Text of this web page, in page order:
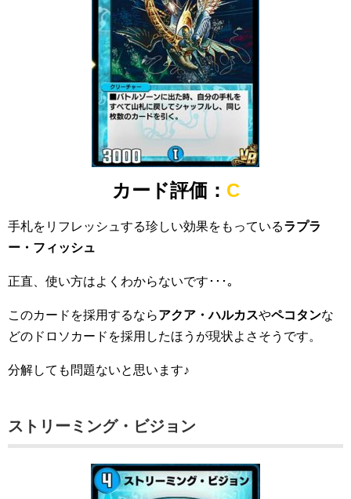
カード評価： C
手札をリフレッシュする珍しい効果をもっているラプラ
ー・フィッシュ
正直、使い方はよくわからないです･･･｡
このカードを採用するならアクア・ハルカスやペコタンな
どのドロソカードを採用したほうが現状よさそうです。
分解しても問題ないと思います♪
ストリーミング・ビジョン